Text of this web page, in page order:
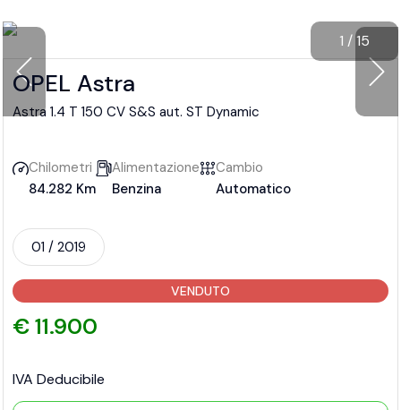
1 /15
OPEL Astra
Astra 1.4 T 150 CV S&S aut. ST Dynamic
Chilometri
84.282 Km
Alimentazione
Benzina
Cambio
Automatico
01 / 2019
VENDUTO
€ 11.900
IVA Deducibile